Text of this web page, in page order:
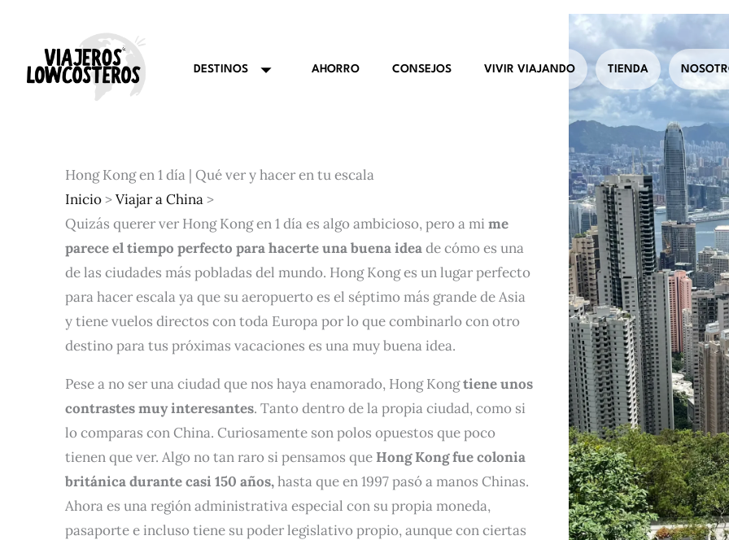
contenido
DESTINOS AHORRO CONSEJOS VIVIR VIAJANDO TIENDA
Hong Kong en 1 día | Qué ver y hacer en tu escala
Inicio>Viajar a China>
Quizás querer ver Hong Kong en 1 día es algo ambicioso, pero a mi me
parece el tiempo perfecto para hacerte una buena ideade cómo es una
de las ciudades más pobladas del mundo. Hong Kong es un lugar perfecto
para hacer escala ya que su aeropuerto es el séptimo más grande de Asia
y tiene vuelos directos con toda Europa por lo que combinarlo con otro
destino para tus próximas vacaciones es una muy buena idea.
Pese a no ser una ciudad que nos haya enamorado, Hong Kongtiene unos
contrastes muy interesantes. Tanto dentro de la propia ciudad, como si
lo comparas con China. Curiosamente son polos opuestos que poco
tienen que ver. Algo no tan raro si pensamos que Hong Kong fue colonia
británica durante casi 150 años,hasta que en 1997 pasó a manos Chinas.
Ahora es una región administrativa especial con su propia moneda,
pasaporte e incluso tiene su poder legislativo propio, aunque con ciertas